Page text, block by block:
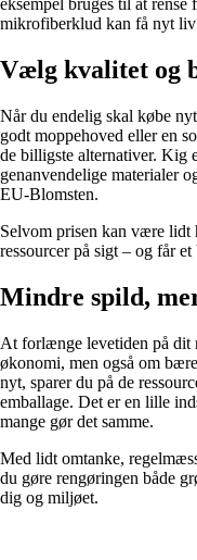
eksempel bruges til at
mikrofiberklud kan få nyt
Vælg kvalitet og
Når du endelig skal købe
godt moppehoved eller en
de billigste alternativer. Kig
genanvendelige materialer
EU-Blomsten.
Selvom prisen kan være lidt
ressourcer på sigt – og får
Mindre spild,
At forlænge levetiden på dit
økonomi, men også om
nyt, sparer du på de
emballage. Det er en lille
mange gør det samme.
Med lidt omtanke,
du gøre rengøringen både
dig og miljøet.